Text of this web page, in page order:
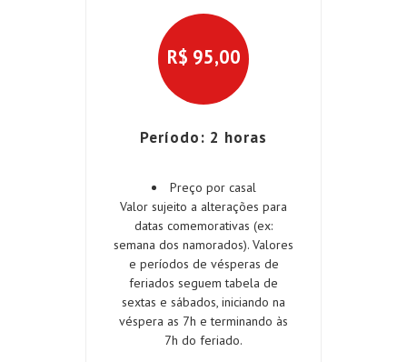
R$ 95,00
Período: 2 horas
Preço por casal
Valor sujeito a alterações para
datas comemorativas (ex:
semana dos namorados). Valores
e períodos de vésperas de
feriados seguem tabela de
sextas e sábados, iniciando na
véspera as 7h e terminando às
7h do feriado.